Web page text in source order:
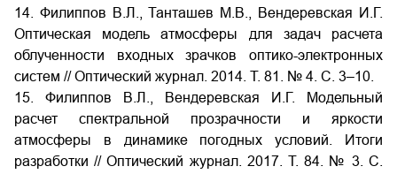
14. Филиппов В.Л., Танташев М.В., Вендеревская И.Г.
Оптическая модель атмосферы для задач расчета
облученности входных зрачков оптико-электронных
систем // Оптический журнал. 2014. Т. 81. № 4. С. 3–10.
15. Филиппов В.Л., Вендеревская И.Г. Модельный
расчет спектральной прозрачности и яркости
атмосферы в динамике погодных условий. Итоги
разработки // Оптический журнал. 2017. Т. 84. № 3. С.